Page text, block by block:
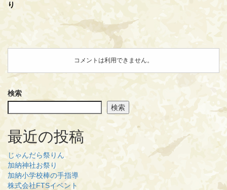
り
コメントは利用できません。
検索
検索
最近の投稿
じゃんだら祭りん
加納神社お祭り
加納小学校棒の手指導
株式会社FTSイベント